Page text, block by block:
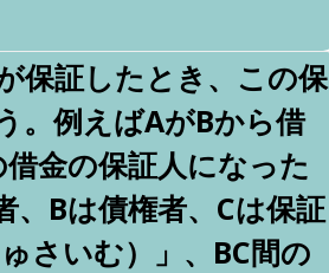
保証したとき、この保
。例えばAがBから借
金の保証人になった
、Bは債権者、Cは保証
さいむ）」、BC間の